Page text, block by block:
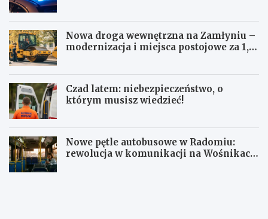
Nowa droga wewnętrzna na Zamłyniu –
modernizacja i miejsca postojowe za 1,1
Czad latem: niebezpieczeństwo, o
którym musisz wiedzieć!
Nowe pętle autobusowe w Radomiu:
rewolucja w komunikacji na Wośnikach,
O
N